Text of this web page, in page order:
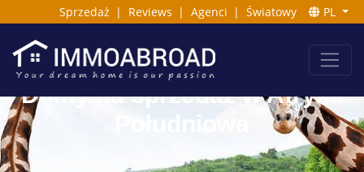
Sprzedaż | Reviews | Agenci | Światowy PL
Domy na sprzedaż w Afryka
Południowa